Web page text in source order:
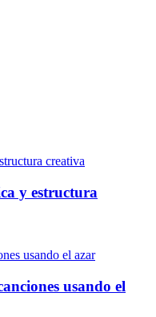
y estructura
usando el